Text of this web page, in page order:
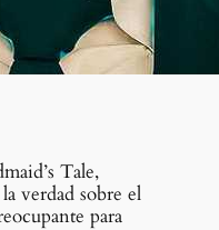
Tale,
verdad sobre el
para